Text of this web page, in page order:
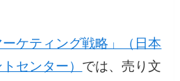
ケティング戦略」（日本
センター） では、売り文